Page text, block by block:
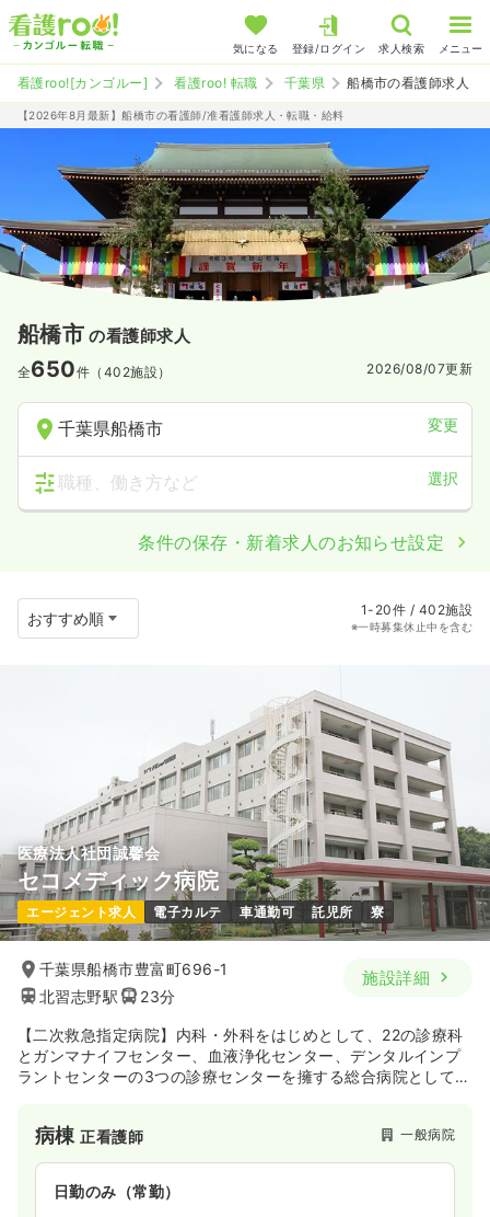
気になる 登録/ログイン 求人検索 メニュー
看護roo![カンゴルー] 看護roo! 転職 千葉県 船橋市の看護師求人
【2026年8月最新】船橋市の看護師/准看護師求人・転職・給料
船橋市 の看護師求人
全650件（402施設） 2026/08/07更新
千葉県船橋市 変更
職種、働き方など 選択
条件の保存・新着求人のお知らせ設定
1-20件 / 402施設
※一時募集休止中を含む
医療法人社団誠馨会
セコメディック病院
エージェント求人 電子カルテ 車通勤可 託児所 寮
千葉県船橋市豊富町696-1
北習志野駅
23分
施設詳細
【二次救急指定病院】内科・外科をはじめとして、22の診療科
とガンマナイフセンター、血液浄化センター、デンタルインプ
ラントセンターの3つの診療センターを擁する総合病院として活
ススメです！
病棟正看護師 一般病院
日勤のみ（常勤）